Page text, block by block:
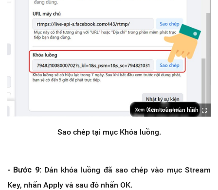
Xem toàn màn hình
Sao chép tại mục Khóa luồng.
- Bước 9:Dán khóa luồng đã sao chép vào mục Stream
Key, nhấn Apply và sau đó nhấn OK.